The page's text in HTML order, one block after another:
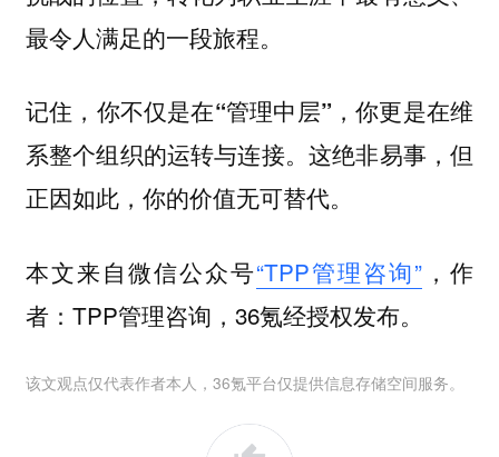
最令人满足的一段旅程。
记住，你不仅是在“管理中层”，你更是在维
系整个组织的运转与连接。这绝非易事，但
正因如此，你的价值无可替代。
本文来自微信公众号“TPP管理咨询” ，作
者：TPP管理咨询，36氪经授权发布。
该文观点仅代表作者本人，36氪平台仅提供信息存储空间服务。